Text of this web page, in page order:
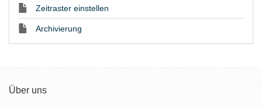
Zeitraster einstellen
Archivierung
Über uns